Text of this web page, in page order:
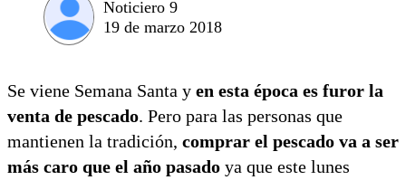
Noticiero 9
19 de marzo 2018
Se viene Semana Santa y en esta época es furor la
venta de pescado. Pero para las personas que
mantienen la tradición, comprar el pescado va a ser
más caro que el año pasado ya que este lunes